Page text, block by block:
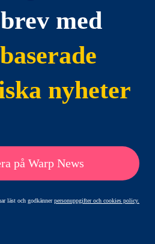
med
nyheter
på Warp News
läst och godkännerpersonuppgifter och cookies policy.